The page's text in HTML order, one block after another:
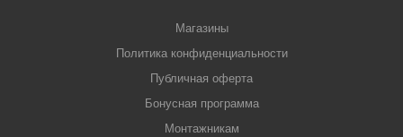
Магазины
Политика конфиденциальности
Публичная оферта
Бонусная программа
Монтажникам